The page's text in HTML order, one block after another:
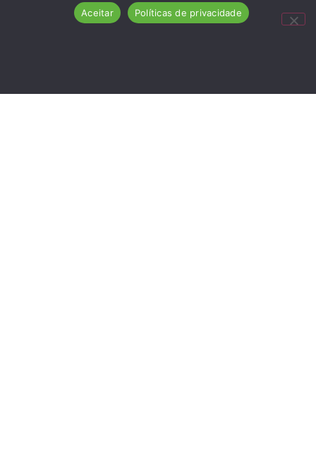
Aceitar
Políticas de privacidade